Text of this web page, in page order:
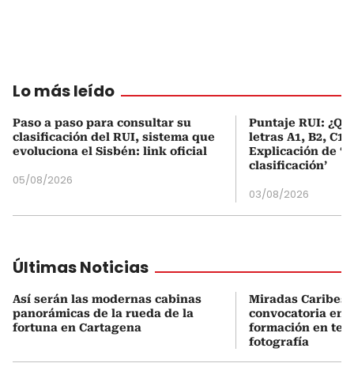
Lo más leído
Paso a paso para consultar su
clasificación del RUI, sistema que
evoluciona el Sisbén: link oficial
05/08/2026
Puntaje RUI:
letras A1, B2, C1
Explicación de
clasificación’
03/08/2026
Últimas Noticias
Así serán las modernas cabinas
panorámicas de la rueda de la
fortuna en Cartagena
Miradas Caribes
convocatoria en
formación en
fotografía